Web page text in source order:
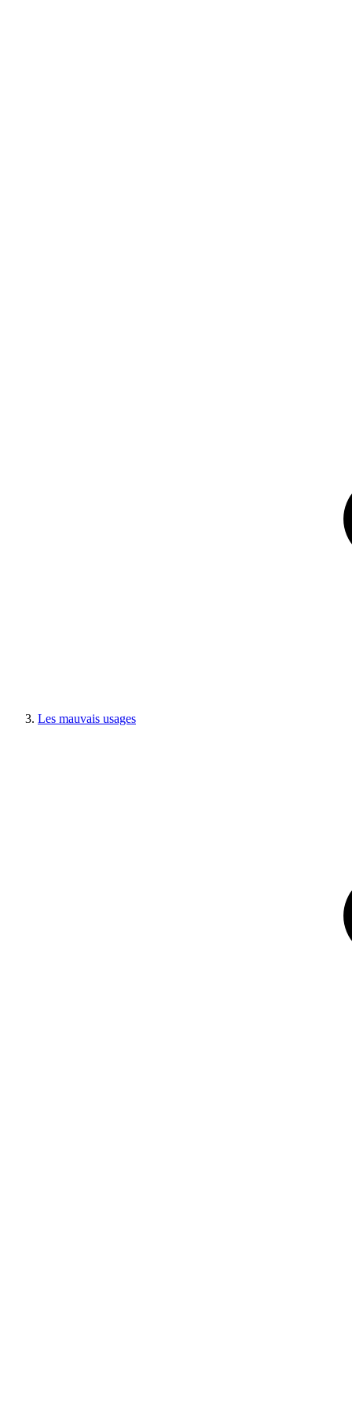
Les mauvais usages